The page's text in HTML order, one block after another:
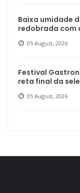
Baixa umidade
redobrada com
05 August, 2026
Festival
reta final da
05 August, 2026